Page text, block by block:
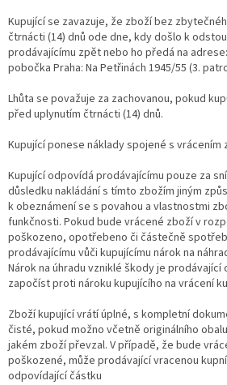
Kupující se zavazuje, že zboží bez
čtrnácti (14) dnů ode dne, kdy došlo k
prodávajícímu zpět nebo ho předá na adrese:
pobočka Praha: Na Petřinách 1945/55 (3.
Lhůta se považuje za zachovanou, pokud
před uplynutím čtrnácti (14) dnů.
Kupující ponese náklady spojené s vrácením
Kupující odpovídá prodávajícímu pouze za
důsledku nakládání s tímto zbožím jiným
k obeznámení se s povahou a vlastnostmi
funkčnosti. Pokud bude vrácené zboží v
poškozeno, opotřebeno či částečně
prodávajícímu vůči kupujícímu nárok na
Nárok na úhradu vzniklé škody je
započíst proti nároku kupujícího na vrácení
Zboží kupující vrátí úplné, s kompletní
čisté, pokud možno včetně originálního
jakém zboží převzal. V případě, že bude
poškozené, může prodávající vracenou
odpovídající částku